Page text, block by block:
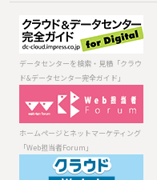
データセンター
を検索・見積
「クラウド&デー
タセンター完全
ソフトウェア開
発エンジニアに
「Think IT」
ホームページと
ネットマーケテ
ィング「Web担
当者Forum」
インターネット
メディアの総合
研究所 調査報
法人向けIT・ク
日本のITを変え
データセンターを検索・見積「クラウ
ド&データセンター完全ガイド」
ホームページとネットマーケティング
「Web担当者Forum」